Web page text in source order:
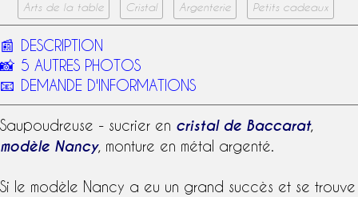
Arts de la table
Cristal Argenterie Petits cadeaux
📰 DESCRIPTION
📸 5 AUTRES PHOTOS
📧 DEMANDE D'INFORMATIONS
Saupoudreuse - sucrier en cristal de Baccarat,
modèle Nancy, monture en métal argenté.
Si le modèle Nancy a eu un grand succès et se trouve